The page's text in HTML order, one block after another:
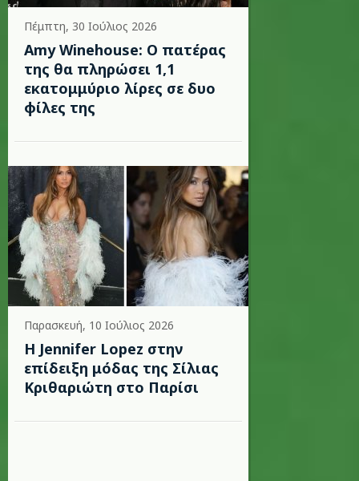
Πέμπτη, 30 Ιούλιος 2026
Amy Winehouse: Ο πατέρας
της θα πληρώσει 1,1
εκατομμύριο λίρες σε δυο
φίλες της
Παρασκευή, 10 Ιούλιος 2026
Η Jennifer Lopez στην
επίδειξη μόδας της Σίλιας
Κριθαριώτη στο Παρίσι